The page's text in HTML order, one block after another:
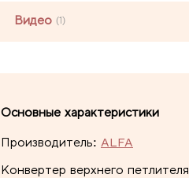
Видео (1)
Основные характеристики
Производитель: ALFA
Конвертер верхнего петлителя